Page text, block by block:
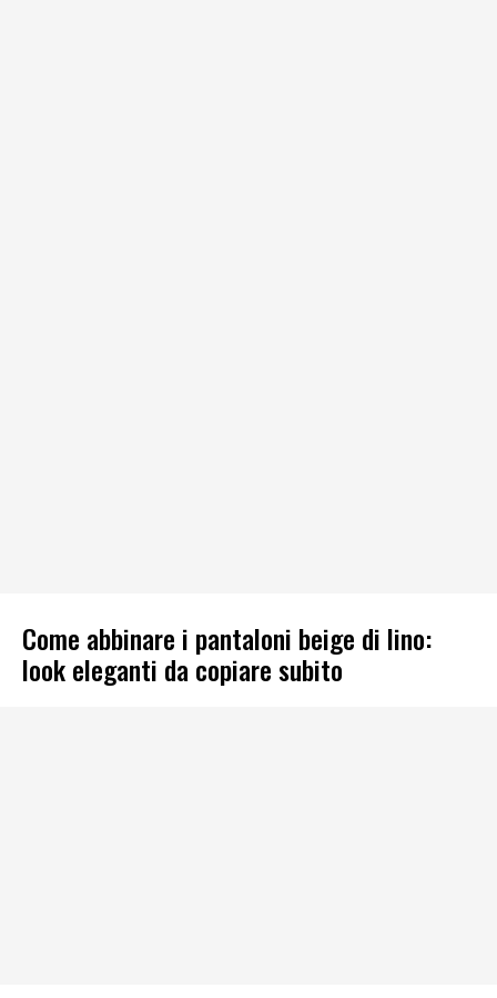
Come abbinare i pantaloni beige di lino:
look eleganti da copiare subito